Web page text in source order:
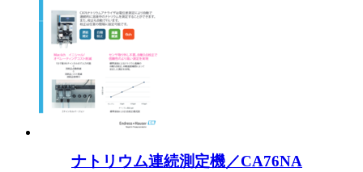
ナトリウム連続測定機／CA76NA